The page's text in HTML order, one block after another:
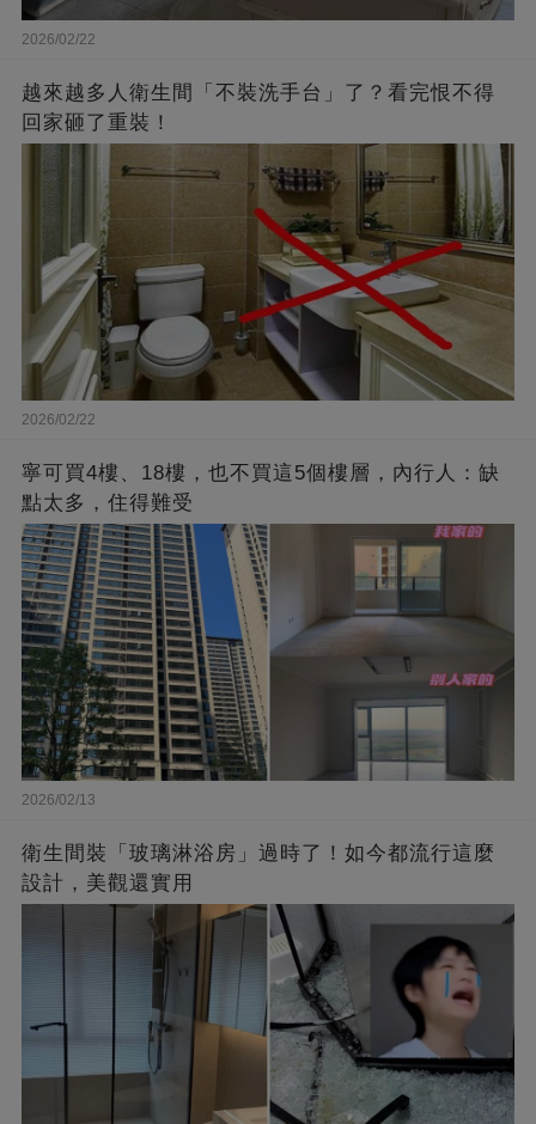
2026/02/22
越來越多人衛生間「不裝洗手台」了？看完恨不得
回家砸了重裝！
2026/02/22
寧可買4樓、18樓，也不買這5個樓層，內行人：缺
點太多，住得難受
2026/02/13
衛生間裝「玻璃淋浴房」過時了！如今都流行這麼
設計，美觀還實用